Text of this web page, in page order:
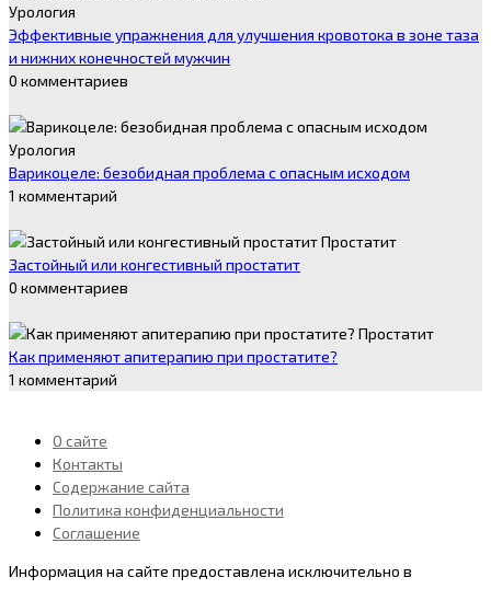
Урология
Эффективные упражнения для улучшения кровотока в зоне таза
и нижних конечностей мужчин
0 комментариев
Урология
Варикоцеле: безобидная проблема с опасным исходом
1 комментарий
Простатит
Застойный или конгестивный простатит
0 комментариев
Простатит
Как применяют апитерапию при простатите?
1 комментарий
О сайте
Контакты
Содержание сайта
Политика конфиденциальности
Соглашение
Информация на сайте предоставлена исключительно в